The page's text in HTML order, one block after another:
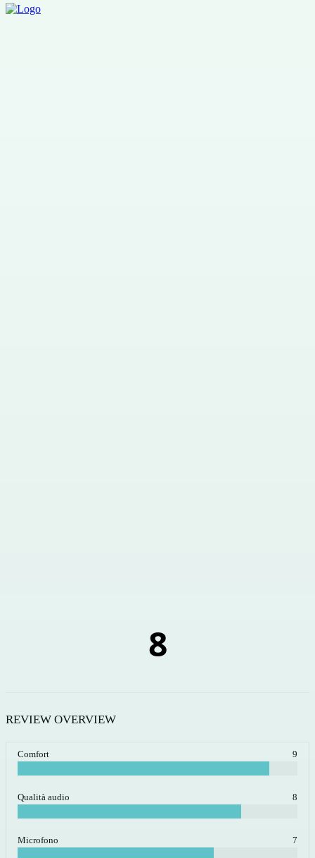
8
REVIEW OVERVIEW
Comfort 9
Qualità audio 8
Microfono 7